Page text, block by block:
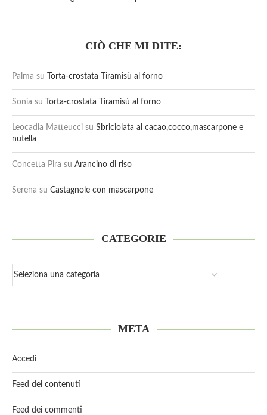
CIÒ CHE MI DITE:
Palma su Torta-crostata Tiramisù al forno
Sonia su Torta-crostata Tiramisù al forno
Leocadia Matteucci su Sbriciolata al cacao,cocco,mascarpone e
nutella
Concetta Pira su Arancino di riso
Serena su Castagnole con mascarpone
CATEGORIE
META
Accedi
Feed dei contenuti
Feed dei commenti